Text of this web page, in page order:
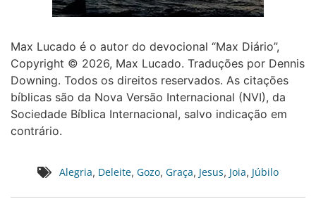
Max Lucado é o autor do devocional “Max Diário”,
Copyright © 2026, Max Lucado. Traduções por Dennis
Downing. Todos os direitos reservados. As citações
bíblicas são da Nova Versão Internacional (NVI), da
Sociedade Bíblica Internacional, salvo indicação em
contrário.
Alegria, Deleite, Gozo, Graça, Jesus, Joia, Júbilo